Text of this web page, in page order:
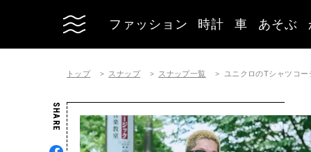
ファッション 時計 車 あそぶ
トップ スナップ スナップ一覧 ユニクロのTシャツコ
SHARE